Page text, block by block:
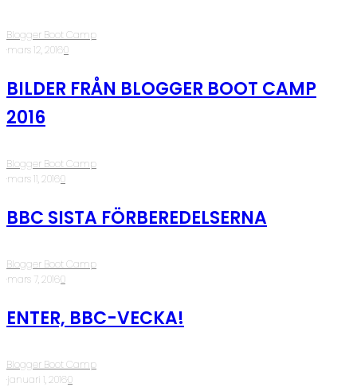
Blogger Boot Camp
·mars 12, 2016·0
BILDER FRÅN BLOGGER BOOT CAMP
2016
Blogger Boot Camp
·mars 11, 2016·0
BBC SISTA FÖRBEREDELSERNA
Blogger Boot Camp
·mars 7, 2016·0
ENTER, BBC-VECKA!
Blogger Boot Camp
·januari 1, 2016·0